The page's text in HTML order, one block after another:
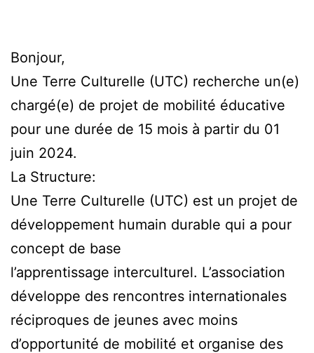
Bonjour,
Une Terre Culturelle (UTC) recherche un(e)
chargé(e) de projet de mobilité éducative
pour une durée de 15 mois à partir du 01
juin 2024.
La Structure:
Une Terre Culturelle (UTC) est un projet de
développement humain durable qui a pour
concept de base
l’apprentissage interculturel. L’association
développe des rencontres internationales
réciproques de jeunes avec moins
d’opportunité de mobilité et organise des